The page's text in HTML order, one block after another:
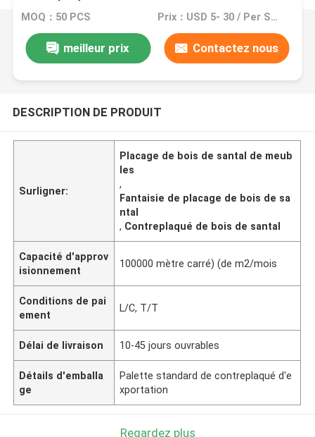
adapté aux besoins du client
MOQ：50 PCS Prix：USD 5- 30 / Per Square Meter (M2)
meilleur prix Contactez nous
DESCRIPTION DE PRODUIT
Surligner:
Placage de bois de santal de meub
les
,
Fantaisie de placage de bois de sa
ntal
, Contreplaqué de bois de santal
Capacité d'approv
isionnement
100000 mètre carré) (de m2/mois
Conditions de pai
ement
L/C, T/T
Délai de livraison 10-45 jours ouvrables
Détails d'emballa
ge
Palette standard de contreplaqué d'e
xportation
Regardez plus